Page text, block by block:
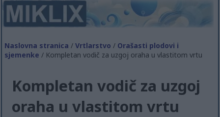
Naslovna stranica /Vrtlarstvo / Orašasti plodovi i
sjemenke / Kompletan vodič za uzgoj oraha u vlastitom vrtu
Kompletan vodič za uzgoj
oraha u vlastitom vrtu